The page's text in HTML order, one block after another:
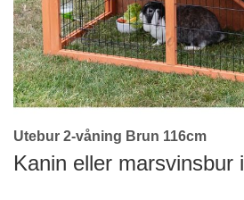
Skip
to
the
Utebur 2-våning Brun 116cm
Kanin eller marsvinsbur